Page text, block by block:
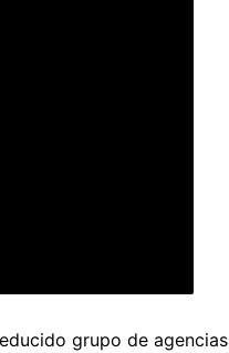
grupo de agencias